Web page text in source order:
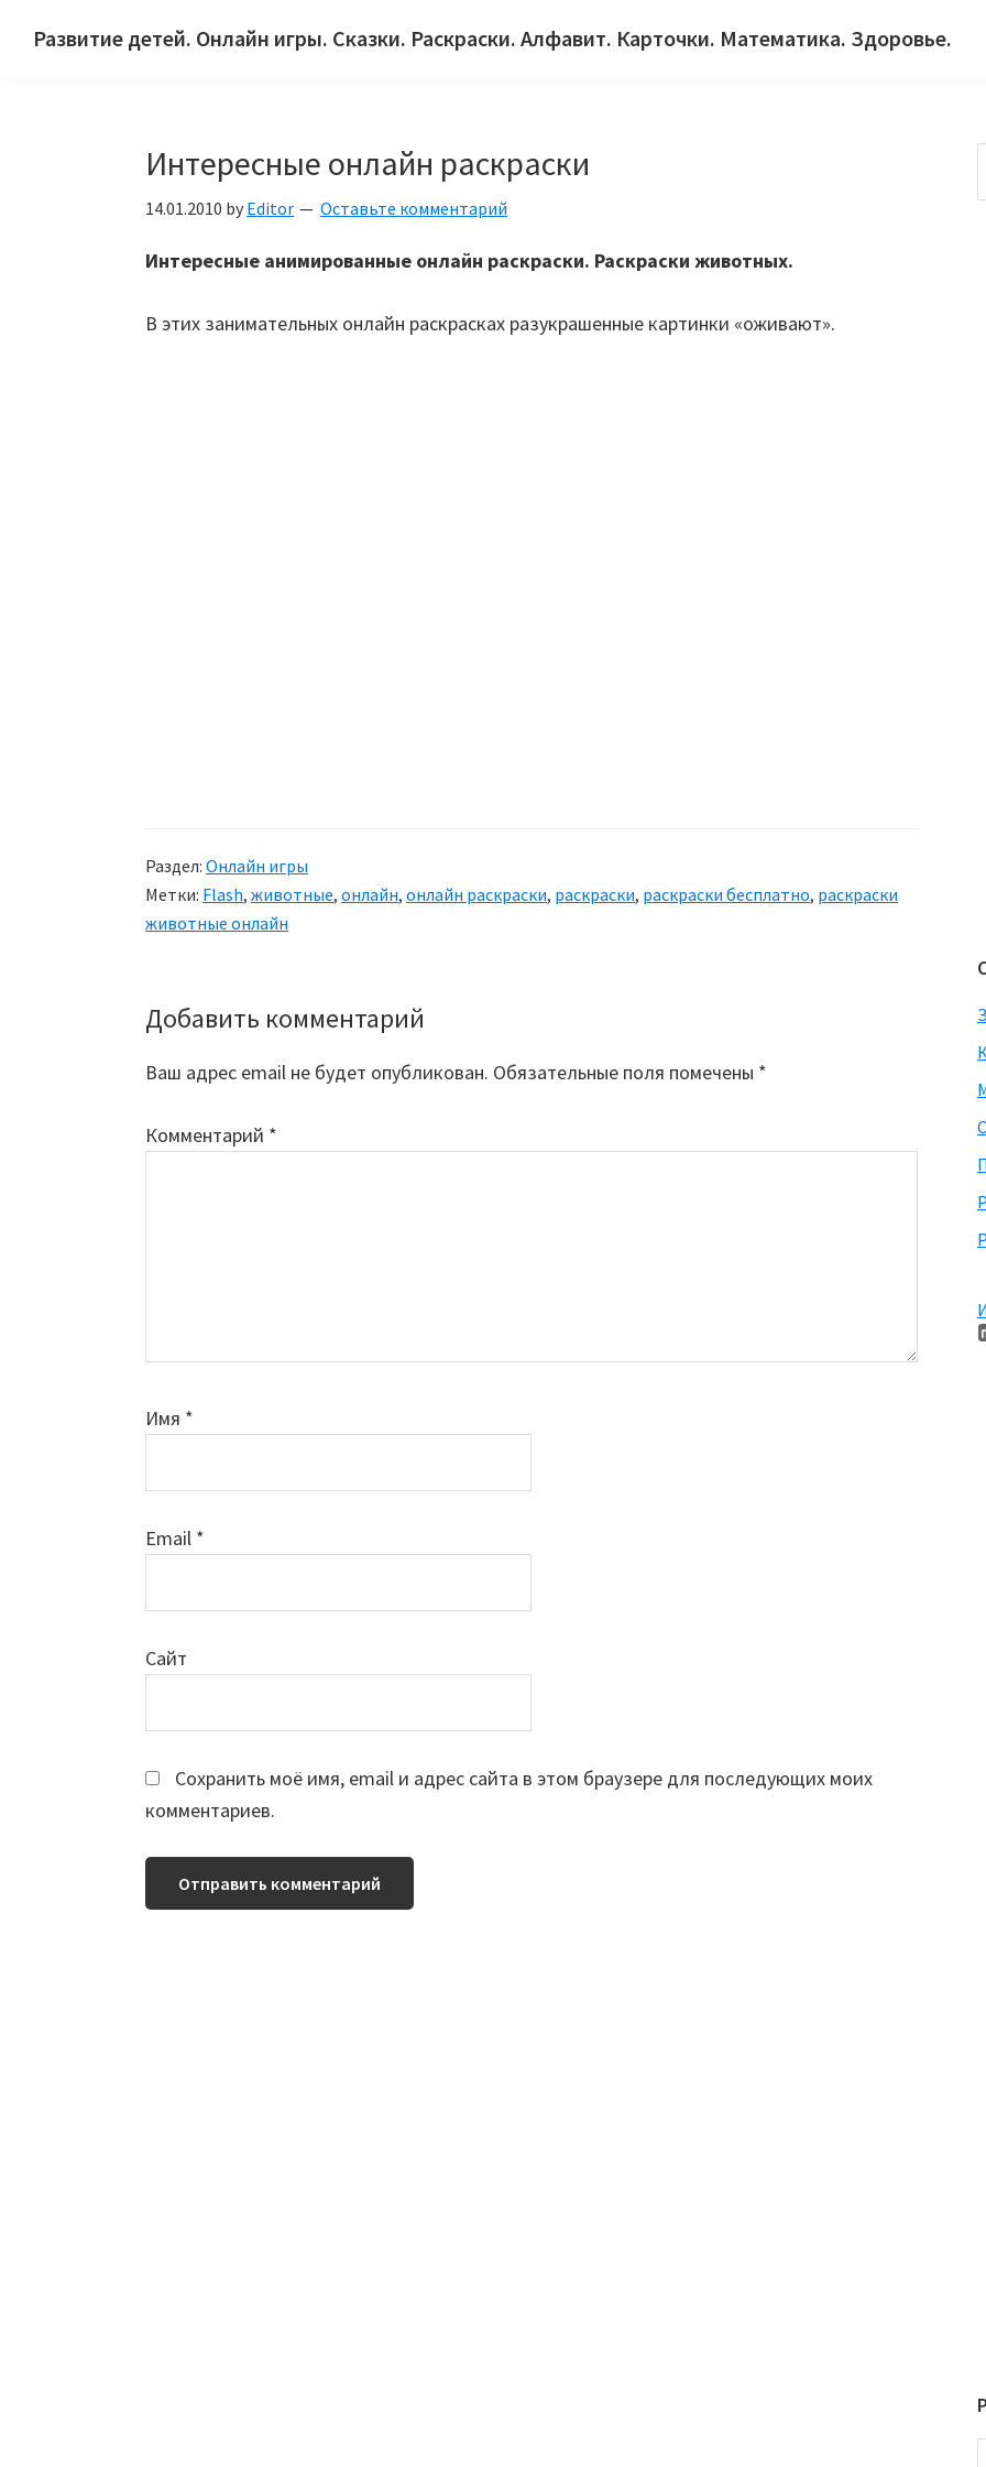
Развитие детей. Онлайн игры. Сказки. Раскраски. Алфавит. Карточки. Математика. Здоровье.
Интересные онлайн раскраски
14.01.2010 by Editor Оставьте комментарий
Интересные анимированные онлайн раскраски. Раскраски животных.
В этих занимательных онлайн раскрасках разукрашенные картинки «оживают».
Раздел: Онлайн игры
Метки: Flash, животные, онлайн, онлайн раскраски, раскраски, раскраски бесплатно, раскраски
животные онлайн
Reader
Interactions
Добавить комментарий
Ваш адрес email не будет опубликован. Обязательные поля помечены *
Комментарий *
Имя *
Email *
Сайт
Сохранить моё имя, email и адрес сайта в этом браузере для последующих моих
комментариев.